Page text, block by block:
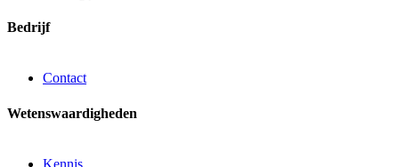
Bedrijf
Contact
Wetenswaardigheden
Kennis